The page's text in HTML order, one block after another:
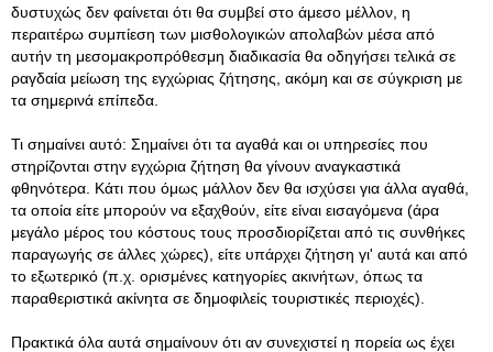
δυστυχώς δεν φαίνεται ότι θα συμβεί στο άμεσο μέλλον, η
περαιτέρω συμπίεση των μισθολογικών απολαβών μέσα από
αυτήν τη μεσομακροπρόθεσμη διαδικασία θα οδηγήσει τελικά σε
ραγδαία μείωση της εγχώριας ζήτησης, ακόμη και σε σύγκριση με
τα σημερινά επίπεδα.
Τι σημαίνει αυτό: Σημαίνει ότι τα αγαθά και οι υπηρεσίες που
στηρίζονται στην εγχώρια ζήτηση θα γίνουν αναγκαστικά
φθηνότερα. Κάτι που όμως μάλλον δεν θα ισχύσει για άλλα αγαθά,
τα οποία είτε μπορούν να εξαχθούν, είτε είναι εισαγόμενα (άρα
μεγάλο μέρος του κόστους τους προσδιορίζεται από τις συνθήκες
παραγωγής σε άλλες χώρες), είτε υπάρχει ζήτηση γι' αυτά και από
το εξωτερικό (π.χ. ορισμένες κατηγορίες ακινήτων, όπως τα
παραθεριστικά ακίνητα σε δημοφιλείς τουριστικές περιοχές).
Πρακτικά όλα αυτά σημαίνουν ότι αν συνεχιστεί η πορεία ως έχει